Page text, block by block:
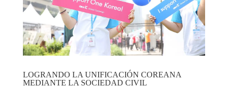
LOGRANDO LA UNIFICACIÓN COREANA
MEDIANTE LA SOCIEDAD CIVIL